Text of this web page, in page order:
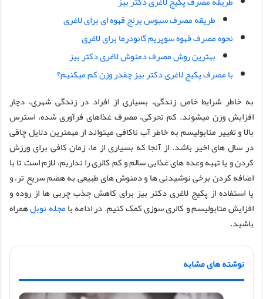
طریقه مصرف سبوس برنج قهوه ای برای لاغری
نحوه مصرف قهوه سوپریم گانودرما برای لاغری
بهترین روش مصرف دمنوش لاغری دکتر بیز
با مصرف پکیج لاغری دکتر بیز چقدر وزن کم میکنیم؟
به خاطر شرایط خاص زندگی، بسیاری از افراد در زندگی شهری، دچار
افزایش وزن میشوند. کم تحرکی، مصرف غذاهای فرآوری شده، استرس
بالا و تغییر متابولیسم به خاطر آب ناکافی میتواند از مهمترین دلایل چاقی
در سال های اخیر باشد. از آنجا که بسیاری از ما، زمان کافی برای ورزش
کردن و یا تهیه وعده های غذایی سالم و کم کالری را نداریم، لازم است تا با
اضافه کردن برخی نوشیدنی ها و دمنوش های طبیعی به هضم سریع تر، و
یا استفاده از پکیج لاغری دکتر بیز برای کاهش جذب چربی ها از روده و
افزایش متابولیسم و کالری سوزی کمک کنیم. در ادامه بامجله نوبلهمراه
باشید.
نوشته های مشابه